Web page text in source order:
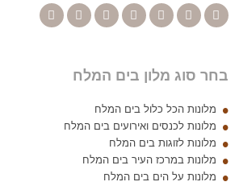
בחר סוג מלון בים המלח
מלונות הכל כלול בים המלח
מלונות לכנסים ואירועים בים המלח
מלונות לזוגות בים המלח
מלונות במרכז העיר בים המלח
מלונות על הים בים המלח